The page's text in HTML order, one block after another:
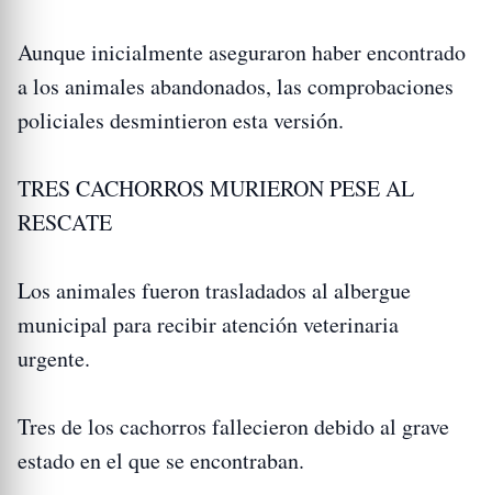
Aunque inicialmente aseguraron haber encontrado
a los animales abandonados, las comprobaciones
policiales desmintieron esta versión.
TRES CACHORROS MURIERON PESE AL
RESCATE
Los animales fueron trasladados al albergue
municipal para recibir atención veterinaria
urgente.
Tres de los cachorros fallecieron debido al grave
estado en el que se encontraban.